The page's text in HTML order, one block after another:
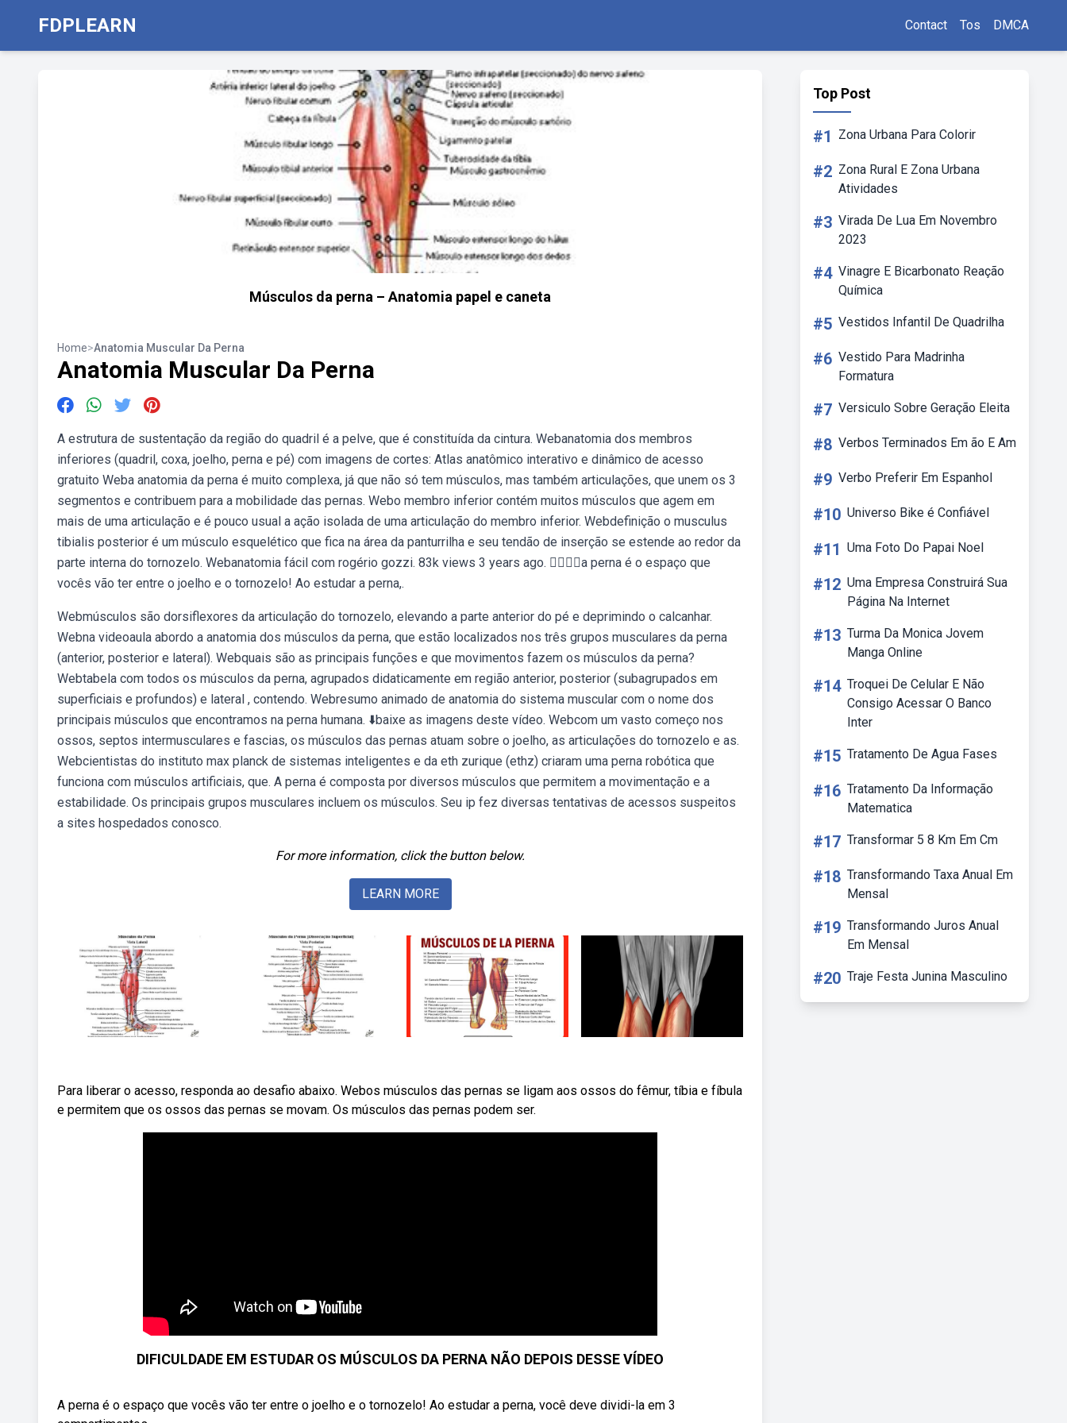
FDPLEARN Contact Tos DMCA
Músculos da perna – Anatomia papel e caneta
Home>Anatomia Muscular Da Perna
Anatomia Muscular Da Perna
A estrutura de sustentação da região do quadril é a pelve, que é constituída da cintura. Webanatomia dos membros
inferiores (quadril, coxa, joelho, perna e pé) com imagens de cortes: Atlas anatômico interativo e dinâmico de acesso
gratuito Weba anatomia da perna é muito complexa, já que não só tem músculos, mas também articulações, que unem os 3
segmentos e contribuem para a mobilidade das pernas. Webo membro inferior contém muitos músculos que agem em
mais de uma articulação e é pouco usual a ação isolada de uma articulação do membro inferior. Webdefinição o musculus
tibialis posterior é um músculo esquelético que fica na área da panturrilha e seu tendão de inserção se estende ao redor da
parte interna do tornozelo. Webanatomia fácil com rogério gozzi. 83k views 3 years ago. 👉🏻🦵🏻a perna é o espaço que
vocês vão ter entre o joelho e o tornozelo! Ao estudar a perna,.
Webmúsculos são dorsiflexores da articulação do tornozelo, elevando a parte anterior do pé e deprimindo o calcanhar.
Webna videoaula abordo a anatomia dos músculos da perna, que estão localizados nos três grupos musculares da perna
(anterior, posterior e lateral). Webquais são as principais funções e que movimentos fazem os músculos da perna?
Webtabela com todos os músculos da perna, agrupados didaticamente em região anterior, posterior (subagrupados em
superficiais e profundos) e lateral , contendo. Webresumo animado de anatomia do sistema muscular com o nome dos
principais músculos que encontramos na perna humana. ⬇️baixe as imagens deste vídeo. Webcom um vasto começo nos
ossos, septos intermusculares e fascias, os músculos das pernas atuam sobre o joelho, as articulações do tornozelo e as.
Webcientistas do instituto max planck de sistemas inteligentes e da eth zurique (ethz) criaram uma perna robótica que
funciona com músculos artificiais, que. A perna é composta por diversos músculos que permitem a movimentação e a
estabilidade. Os principais grupos musculares incluem os músculos. Seu ip fez diversas tentativas de acessos suspeitos
a sites hospedados conosco.
For more information, click the button below.
LEARN MORE
Para liberar o acesso, responda ao desafio abaixo. Webos músculos das pernas se ligam aos ossos do fêmur, tíbia e fíbula
e permitem que os ossos das pernas se movam. Os músculos das pernas podem ser.
DIFICULDADE EM ESTUDAR OS MÚSCULOS DA PERNA NÃO DEPOIS DESSE VÍDEO
A perna é o espaço que vocês vão ter entre o joelho e o tornozelo! Ao estudar a perna, você deve dividi-la em 3
Top Post
#1 Zona Urbana Para Colorir
#2 Zona Rural E Zona Urbana
Atividades
#3 Virada De Lua Em Novembro
2023
#4 Vinagre E Bicarbonato Reação
Química
#5 Vestidos Infantil De Quadrilha
#6 Vestido Para Madrinha
Formatura
#7 Versiculo Sobre Geração Eleita
#8 Verbos Terminados Em ão E Am
#9 Verbo Preferir Em Espanhol
#10 Universo Bike é Confiável
#11 Uma Foto Do Papai Noel
#12 Uma Empresa Construirá Sua
Página Na Internet
#13 Turma Da Monica Jovem
Manga Online
#14 Troquei De Celular E Não
Consigo Acessar O Banco
Inter
#15 Tratamento De Agua Fases
#16 Tratamento Da Informação
Matematica
#17 Transformar 5 8 Km Em Cm
#18 Transformando Taxa Anual Em
Mensal
#19 Transformando Juros Anual
Em Mensal
#20 Traje Festa Junina Masculino